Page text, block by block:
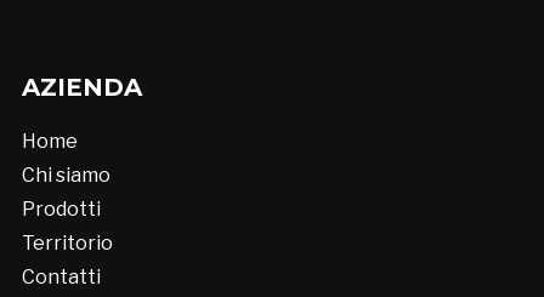
AZIENDA
Home
Chi siamo
Prodotti
Territorio
Contatti